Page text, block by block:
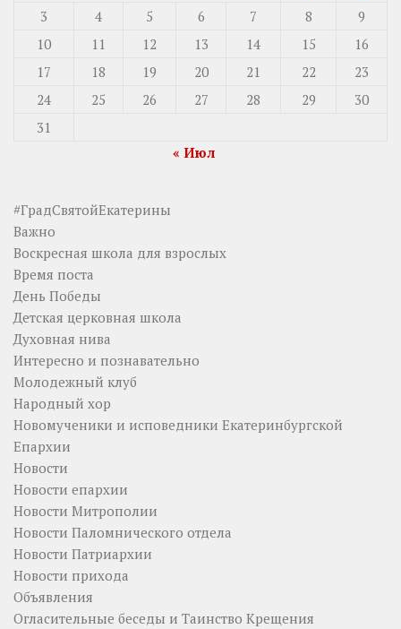
3
4 5 6 7 8
9
10
11 12 13 14 15
16
17
18 19 20 21 22
23
24
25 26 27 28 29
30
31
« Июл
#ГрадСвятойЕкатерины
Важно
Воскресная школа для взрослых
Время поста
День Победы
Детская церковная школа
Духовная нива
Интересно и познавательно
Молодежный клуб
Народный хор
Новомученики и исповедники Екатеринбургской
Епархии
Новости
Новости епархии
Новости Митрополии
Новости Паломнического отдела
Новости Патриархии
Новости прихода
Объявления
Огласительные беседы и Таинство Крещения